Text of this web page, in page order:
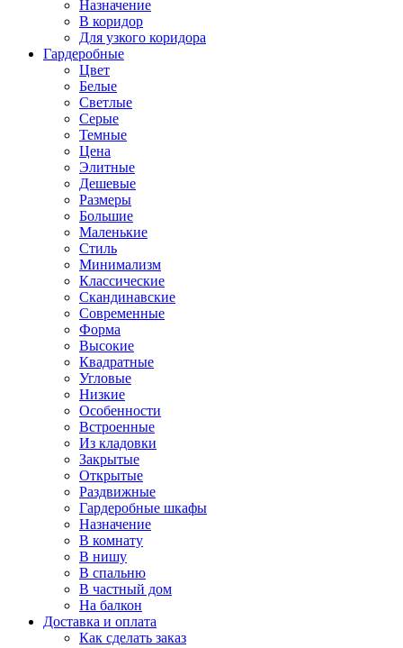
Назначение
В коридор
Для узкого коридора
Гардеробные
Цвет
Белые
Светлые
Серые
Темные
Цена
Элитные
Дешевые
Размеры
Большие
Маленькие
Стиль
Минимализм
Классические
Скандинавские
Современные
Форма
Высокие
Квадратные
Угловые
Низкие
Особенности
Встроенные
Из кладовки
Закрытые
Открытые
Раздвижные
Гардеробные шкафы
Назначение
В комнату
В нишу
В спальню
В частный дом
На балкон
Доставка и оплата
Как сделать заказ